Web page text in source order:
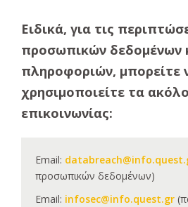
Ειδικά, για τις
προσωπικών δεδομένων
πληροφοριών, μπορείτε
χρησιμοποιείτε τα
επικοινωνίας:
Email:
προσωπικών δεδομένων)
Email: infosec@info.quest.gr